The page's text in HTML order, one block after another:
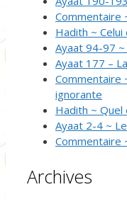
Commentaire
Hadith ~ Celui
Ayaat 94-97 ~
Ayaat 177 –
Commentaire
ignorante
Hadith ~ Quel
Ayaat 2-4 ~
Commentaire
Archives